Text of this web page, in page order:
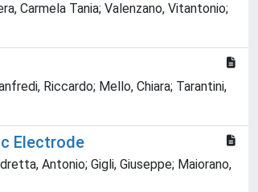
Carmela Tania; Valenzano, Vitantonio;
Riccardo; Mello, Chiara; Tarantini,
Electrode
Antonio; Gigli, Giuseppe; Maiorano,